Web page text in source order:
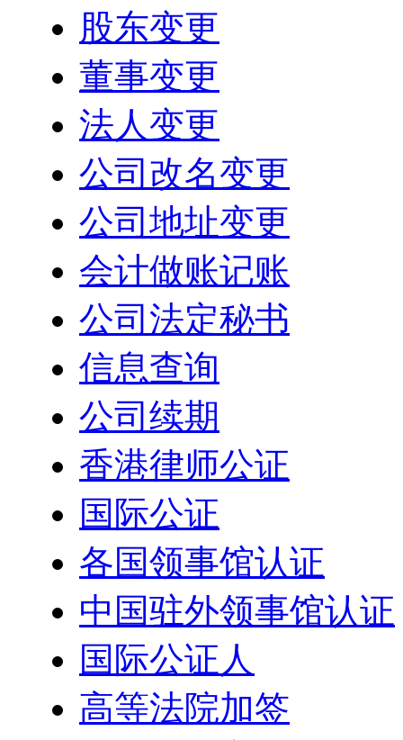
股东变更
董事变更
法人变更
公司改名变更
公司地址变更
会计做账记账
公司法定秘书
信息查询
公司续期
香港律师公证
国际公证
各国领事馆认证
中国驻外领事馆认证
国际公证人
高等法院加签